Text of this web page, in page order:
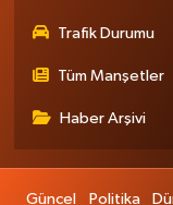
Trafik Durumu
Tüm Manşetler
Haber Arşivi
Güncel Politika